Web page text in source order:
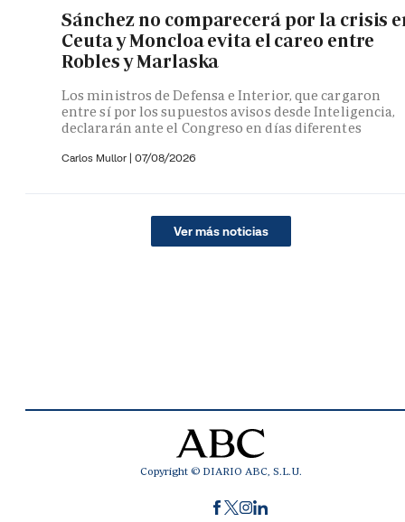
Sánchez no comparecerá por la crisis
Ceuta y Moncloa evita el careo entre
Robles y Marlaska
Los ministros de Defensa e Interior, que cargaron
entre sí por los supuestos avisos desde Inteligencia,
declararán ante el Congreso en días diferentes
Carlos Mullor | 07/08/2026
Ver más noticias
Copyright © DIARIO ABC, S.L.U.